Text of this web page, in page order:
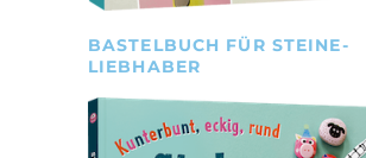
BASTELBUCH FÜR STEINE-
LIEBHABER